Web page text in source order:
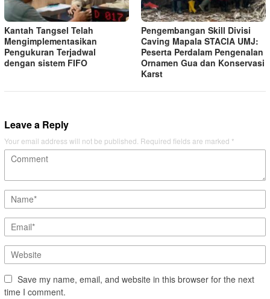
Kantah Tangsel Telah
Mengimplementasikan
Pengukuran Terjadwal
dengan sistem FIFO
Pengembangan Skill Divisi
Caving Mapala STACIA UMJ:
Peserta Perdalam Pengenalan
Ornamen Gua dan Konservasi
Karst
Leave a Reply
Your email address will not be published. Required fields are marked *
Save my name, email, and website in this browser for the next
time I comment.